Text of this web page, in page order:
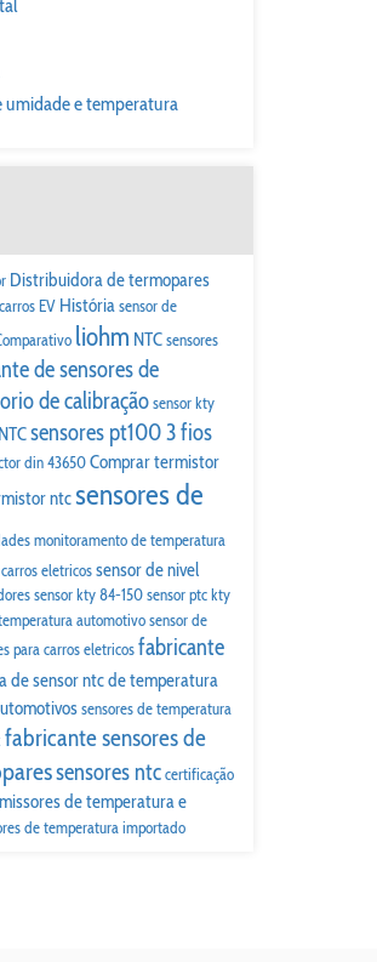
umidade e temperatura
Distribuidora de termopares
EV Históriasensor de
liohm NTCsensores
de sensores de
de calibraçãosensor kty
sensores pt100 3 fios
din 43650Comprar termistor
ntcsensores de
monitoramento de temperatura
eletricossensor de nivel
sensor kty 84-150sensor ptc kty
automotivosensor de
para carros eletricosfabricante
de sensor ntc de temperatura
sensores de temperatura
fabricante sensores de
sensores ntccertificação
de temperatura e
de temperatura importado